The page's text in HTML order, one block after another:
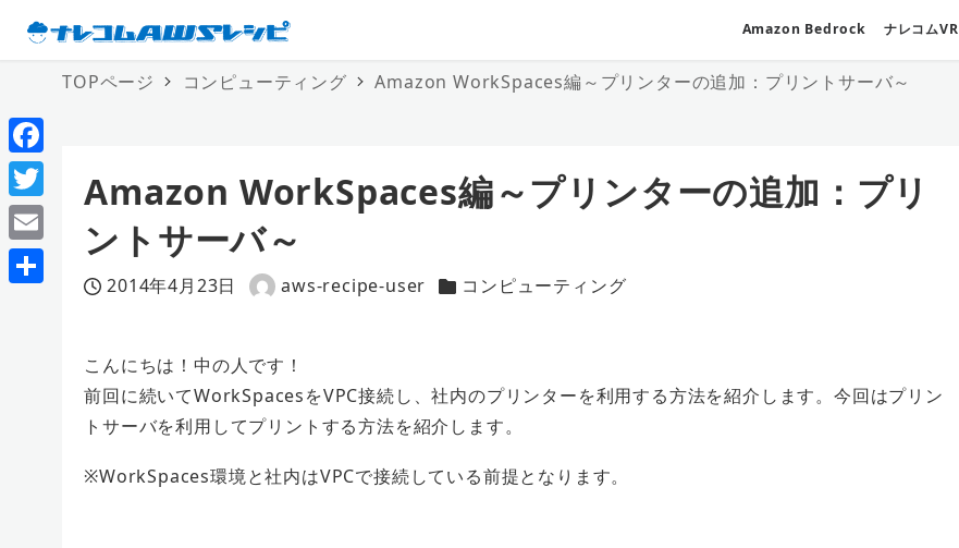
Amazon Bedrock ナレコムVR
TOPページ コンピューティング Amazon WorkSpaces編～プリンターの追加：プリントサーバ～
Amazon WorkSpaces編～プリンターの追加：プリ
ントサーバ～
投稿日
2014年4月23日
著
aws-recipe-user
カテゴリー
コンピューティング
こんにちは！中の人です！
前回に続いてWorkSpacesをVPC接続し、社内のプリンターを利用する方法を紹介します。今回はプリン
トサーバを利用してプリントする方法を紹介します。
※WorkSpaces環境と社内はVPCで接続している前提となります。
F
a
c
e
T
w
i
E